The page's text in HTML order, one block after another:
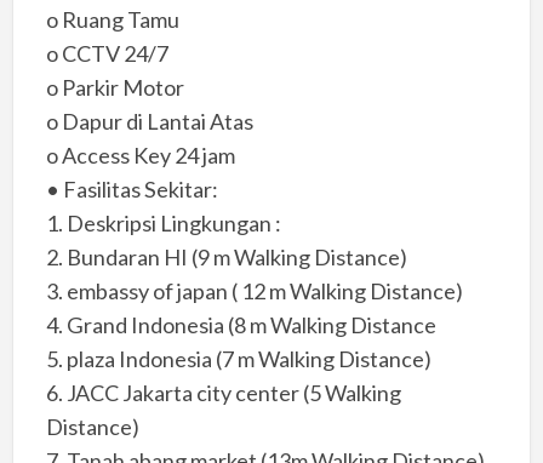
o Ruang Tamu
o CCTV 24/7
o Parkir Motor
o Dapur di Lantai Atas
o Access Key 24 jam
• Fasilitas Sekitar:
1. Deskripsi Lingkungan :
2. Bundaran HI (9 m Walking Distance)
3. embassy of japan ( 12 m Walking Distance)
4. Grand Indonesia (8 m Walking Distance
5. plaza Indonesia (7 m Walking Distance)
6. JACC Jakarta city center (5 Walking
Distance)